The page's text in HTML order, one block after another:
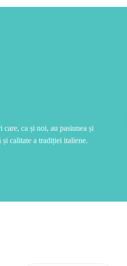
ca și noi, au pasiunea și
și calitate a tradiției italiene.